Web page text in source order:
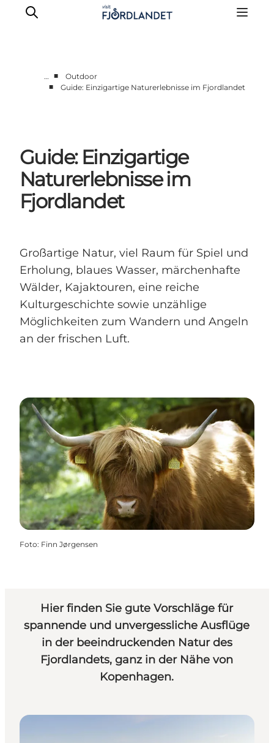
Unterkünfte
Erlebnisse
… ■
Outdoor
■
Guide: Einzigartige Naturerlebnisse im Fjordlandet
Guide: Einzigartige
Naturerlebnisse im
Fjordlandet
Großartige Natur, viel Raum für Spiel und
Erholung, blaues Wasser, märchenhafte
Wälder, Kajaktouren, eine reiche
Kulturgeschichte sowie unzählige
Möglichkeiten zum Wandern und Angeln
an der frischen Luft.
Foto: Finn Jørgensen
Hier finden Sie gute Vorschläge für
spannende und unvergessliche Ausflüge
in der beeindruckenden Natur des
Fjordlandets, ganz in der Nähe von
Kopenhagen.